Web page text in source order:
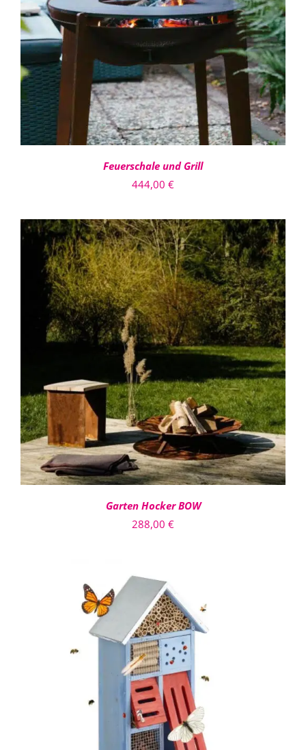
IN DEN WARENKORB
/
DETAILS
Feuerschale und Grill
444,00 €
IN DEN WARENKORB
/
Garten Hocker BOW
288,00 €
IN DEN WARENKORB